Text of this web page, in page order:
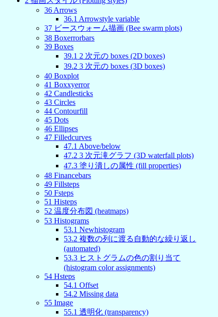
36 Arrows
36.1 Arrowstyle variable
37 ビースウォーム描画 (Bee swarm plots)
38 Boxerrorbars
39 Boxes
39.1 2 次元の boxes (2D boxes)
39.2 3 次元の boxes (3D boxes)
40 Boxplot
41 Boxxyerror
42 Candlesticks
43 Circles
44 Contourfill
45 Dots
46 Ellipses
47 Filledcurves
47.1 Above/below
47.2 3 次元滝グラフ (3D waterfall plots)
47.3 塗り潰しの属性 (fill properties)
48 Financebars
49 Fillsteps
50 Fsteps
51 Histeps
52 温度分布図 (heatmaps)
53 Histograms
53.1 Newhistogram
53.2 複数の列に渡る自動的な繰り返し
(automated)
53.3 ヒストグラムの色の割り当て
(histogram color assignments)
54 Hsteps
54.1 Offset
54.2 Missing data
55 Image
55.1 透明化 (transparency)